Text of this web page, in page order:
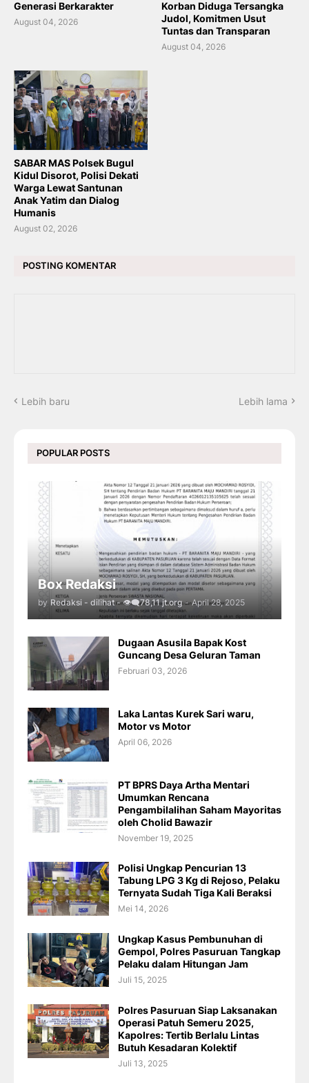
Generasi Berkarakter
August 04, 2026
Korban Diduga Tersangka
Judol, Komitmen Usut
Tuntas dan Transparan
August 04, 2026
SABAR MAS Polsek Bugul
Kidul Disorot, Polisi Dekati
Warga Lewat Santunan
Anak Yatim dan Dialog
Humanis
August 02, 2026
POSTING KOMENTAR
Lebih baru Lebih lama
POPULAR POSTS
Box Redaksi
by Redaksi - dilihat - 👁️‍🗨️78,11 jt.org - April 28, 2025
Dugaan Asusila Bapak Kost
Guncang Desa Geluran Taman
Februari 03, 2026
Laka Lantas Kurek Sari waru,
Motor vs Motor
April 06, 2026
PT BPRS Daya Artha Mentari
Umumkan Rencana
Pengambilalihan Saham Mayoritas
oleh Cholid Bawazir
November 19, 2025
Polisi Ungkap Pencurian 13
Tabung LPG 3 Kg di Rejoso, Pelaku
Ternyata Sudah Tiga Kali Beraksi
Mei 14, 2026
Ungkap Kasus Pembunuhan di
Gempol, Polres Pasuruan Tangkap
Pelaku dalam Hitungan Jam
Juli 15, 2025
Polres Pasuruan Siap Laksanakan
Operasi Patuh Semeru 2025,
Kapolres: Tertib Berlalu Lintas
Butuh Kesadaran Kolektif
Juli 13, 2025